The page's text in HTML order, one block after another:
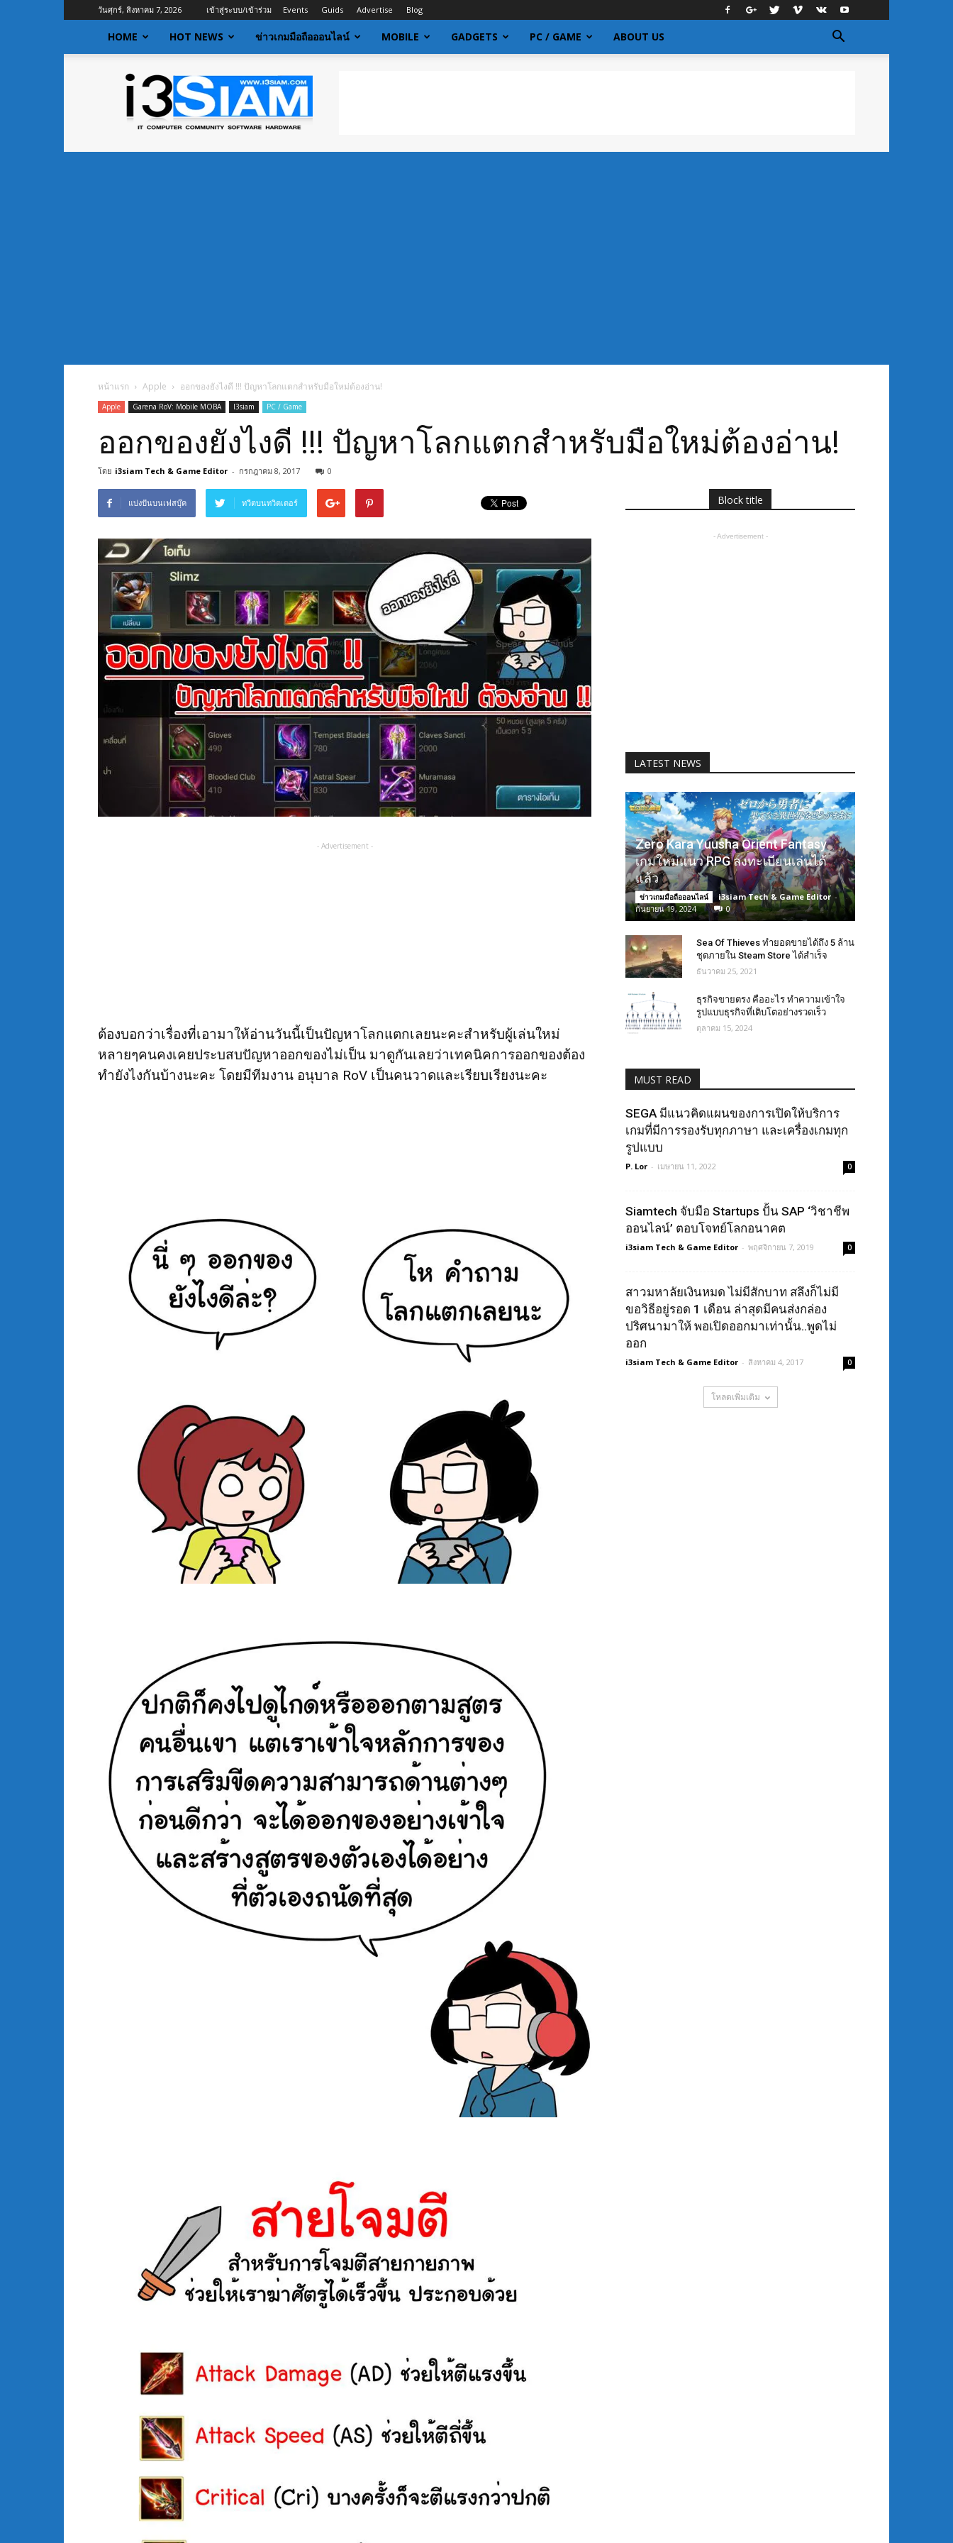
วันศุกร์, สิงหาคม 7, 2026 เข้าสู่ระบบ/เข้าร่วม Events Guids Advertise Blog
HOME HOT NEWS ข่าวเกมมือถือออนไลน์ MOBILE GADGETS PC / GAME ABOUT US
I3siam
ข่าว
ไอที
ข้อมูล
หน้าแรก Apple ออกของยังไงดี !!! ปัญหาโลกแตกสำหรับมือใหม่ต้องอ่าน!
Apple Garena RoV: Mobile MOBA I3siam PC / Game
ออกของยังไงดี !!! ปัญหาโลกแตกสำหรับมือใหม่ต้องอ่าน!
โดย i3siam Tech & Game Editor - กรกฎาคม 8, 2017 0
แบ่งปันบนเฟสบุ๊ค ทวีตบนทวิตเตอร์
- Advertisement -
ต้องบอกว่าเรื่องที่เอามาให้อ่านวันนี้เป็นปัญหาโลกแตกเลยนะคะสำหรับผู้เล่นใหม่
หลายๆคนคงเคยประบสบปัญหาออกของไม่เป็น มาดูกันเลยว่าเทคนิคการออกของต้อง
ทำยังไงกันบ้างนะคะ โดยมีทีมงาน อนุบาล RoV เป็นคนวาดและเรียบเรียงนะคะ
Block title
- Advertisement -
LATEST NEWS
Zero Kara Yuusha Orient Fantasy
เกมใหม่แนว RPG ลงทะเบียนเล่นได้
แล้ว
ข่าวเกมมือถือออนไลน์ i3siam Tech & Game Editor -
กันยายน 19, 2024
0
Sea Of Thieves ทำยอดขายได้ถึง 5 ล้าน
ชุดภายใน Steam Store ได้สำเร็จ
ธันวาคม 25, 2021
ธุรกิจขายตรง คืออะไร ทำความเข้าใจ
รูปแบบธุรกิจที่เติบโตอย่างรวดเร็ว
ตุลาคม 15, 2024
MUST READ
SEGA มีแนวคิดแผนของการเปิดให้บริการ
เกมที่มีการรองรับทุกภาษา และเครื่องเกมทุก
รูปแบบ
P. Lor - เมษายน 11, 2022 0
Siamtech จับมือ Startups ปั้น SAP ‘วิชาชีพ
ออนไลน์’ ตอบโจทย์โลกอนาคต
i3siam Tech & Game Editor - พฤศจิกายน 7, 2019 0
สาวมหาลัยเงินหมด ไม่มีสักบาท สลึงก็ไม่มี
ขอวิธีอยู่รอด 1 เดือน ล่าสุดมีคนส่งกล่อง
ปริศนามาให้ พอเปิดออกมาเท่านั้น..พูดไม่
ออก
i3siam Tech & Game Editor - สิงหาคม 4, 2017 0
โหลดเพิ่มเติม